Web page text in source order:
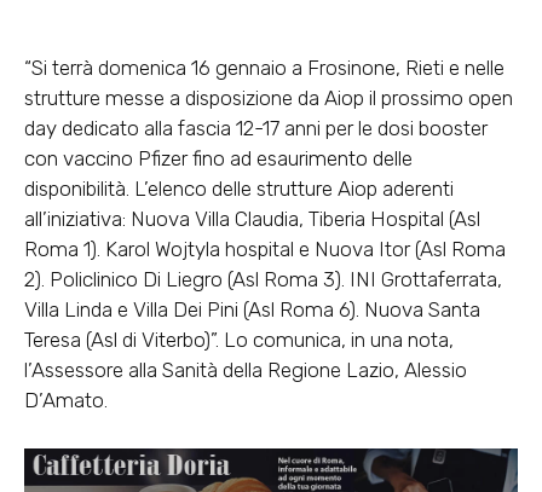
“Si terrà domenica 16 gennaio a Frosinone, Rieti e nelle
strutture messe a disposizione da Aiop il prossimo open
day dedicato alla fascia 12-17 anni per le dosi booster
con vaccino Pfizer fino ad esaurimento delle
disponibilità. L’elenco delle strutture Aiop aderenti
all’iniziativa: Nuova Villa Claudia, Tiberia Hospital (Asl
Roma 1). Karol Wojtyla hospital e Nuova Itor (Asl Roma
2). Policlinico Di Liegro (Asl Roma 3). INI Grottaferrata,
Villa Linda e Villa Dei Pini (Asl Roma 6). Nuova Santa
Teresa (Asl di Viterbo)”. Lo comunica, in una nota,
l’Assessore alla Sanità della Regione Lazio, Alessio
D’Amato.